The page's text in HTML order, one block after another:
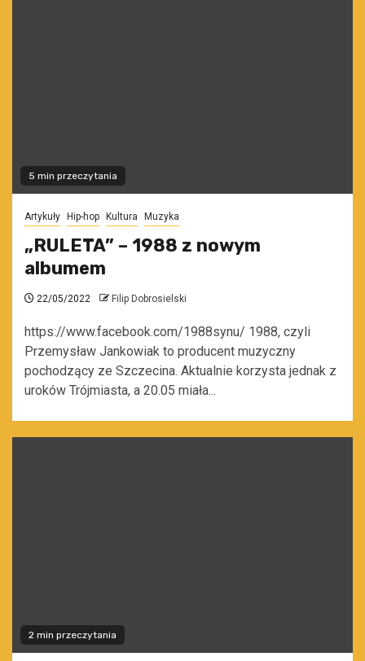
5 min przeczytania
Artykuły Hip-hop Kultura Muzyka
„RULETA” – 1988 z nowym
albumem
22/05/2022 Filip Dobrosielski
https://www.facebook.com/1988synu/ 1988, czyli
Przemysław Jankowiak to producent muzyczny
pochodzący ze Szczecina. Aktualnie korzysta jednak z
uroków Trójmiasta, a 20.05 miała...
2 min przeczytania